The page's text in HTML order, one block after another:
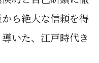
ら絶大な信頼を得
いた、江戸時代き